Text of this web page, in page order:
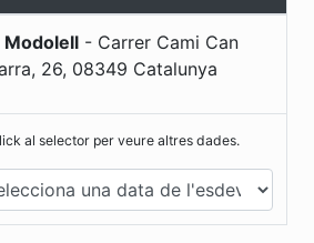
Modolell - Carrer Cami Can
26, 08349 Catalunya
al selector per veure altres dades.